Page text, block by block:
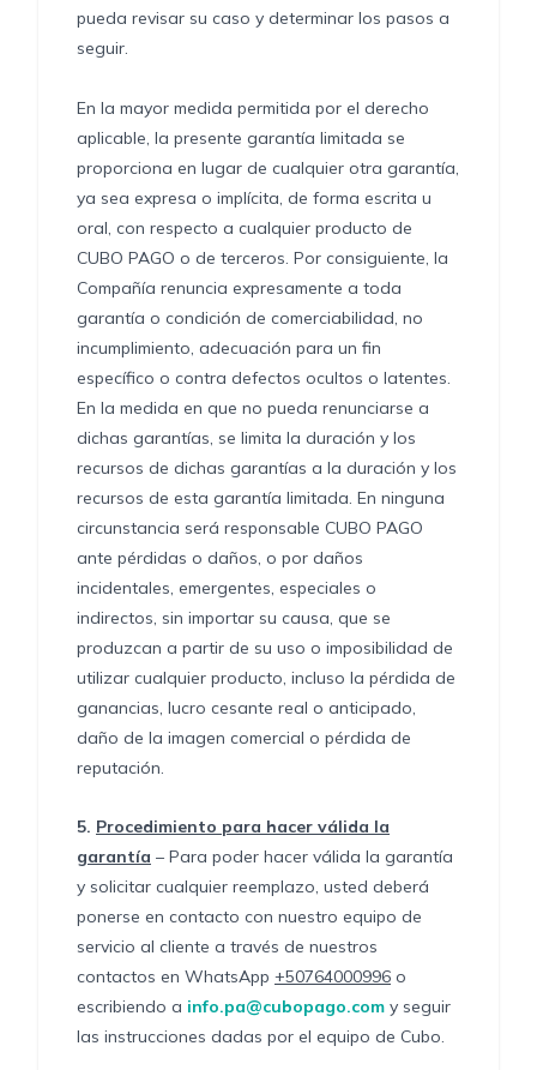
pueda revisar su caso y determinar los pasos a
seguir.
En la mayor medida permitida por el derecho
aplicable, la presente garantía limitada se
proporciona en lugar de cualquier otra garantía,
ya sea expresa o implícita, de forma escrita u
oral, con respecto a cualquier producto de
CUBO PAGO o de terceros. Por consiguiente, la
Compañía renuncia expresamente a toda
garantía o condición de comerciabilidad, no
incumplimiento, adecuación para un fin
específico o contra defectos ocultos o latentes.
En la medida en que no pueda renunciarse a
dichas garantías, se limita la duración y los
recursos de dichas garantías a la duración y los
recursos de esta garantía limitada. En ninguna
circunstancia será responsable CUBO PAGO
ante pérdidas o daños, o por daños
incidentales, emergentes, especiales o
indirectos, sin importar su causa, que se
produzcan a partir de su uso o imposibilidad de
utilizar cualquier producto, incluso la pérdida de
ganancias, lucro cesante real o anticipado,
daño de la imagen comercial o pérdida de
reputación.
5. Procedimiento para hacer válida la
garantía – Para poder hacer válida la garantía
y solicitar cualquier reemplazo, usted deberá
ponerse en contacto con nuestro equipo de
servicio al cliente a través de nuestros
contactos en WhatsApp +50764000996 o
escribiendo a info.pa@cubopago.com y seguir
las instrucciones dadas por el equipo de Cubo.